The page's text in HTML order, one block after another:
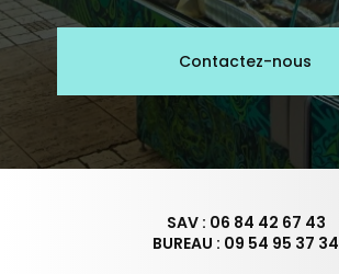
Contactez-nous
SAV : 06 84 42 67 43
BUREAU : 09 54 95 37 34